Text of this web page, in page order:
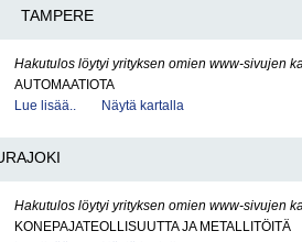
TAMPERE
Hakutulos löytyi yrityksen omien www-sivujen
AUTOMAATIOTA
Lue lisää..
Näytä kartalla
Hakutulos löytyi yrityksen omien www-sivujen
KONEPAJATEOLLISUUTTA JA METALLITÖITÄ